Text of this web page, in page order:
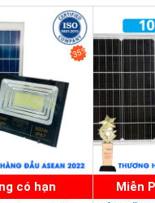
LƯỢNG - DỊCH VỤ TIN
35%
có hạn Miễn